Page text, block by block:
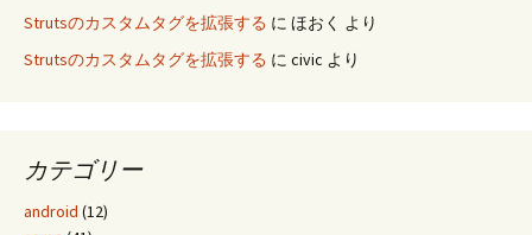
Strutsのカスタムタグを拡張する に ほおく より
Strutsのカスタムタグを拡張する に civic より
カテゴリー
android (12)